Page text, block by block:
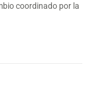
coordinado por la